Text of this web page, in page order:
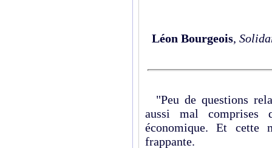
Léon Bourgeois,
"Peu de questions
aussi mal comprises
économique. Et cette
frappante.